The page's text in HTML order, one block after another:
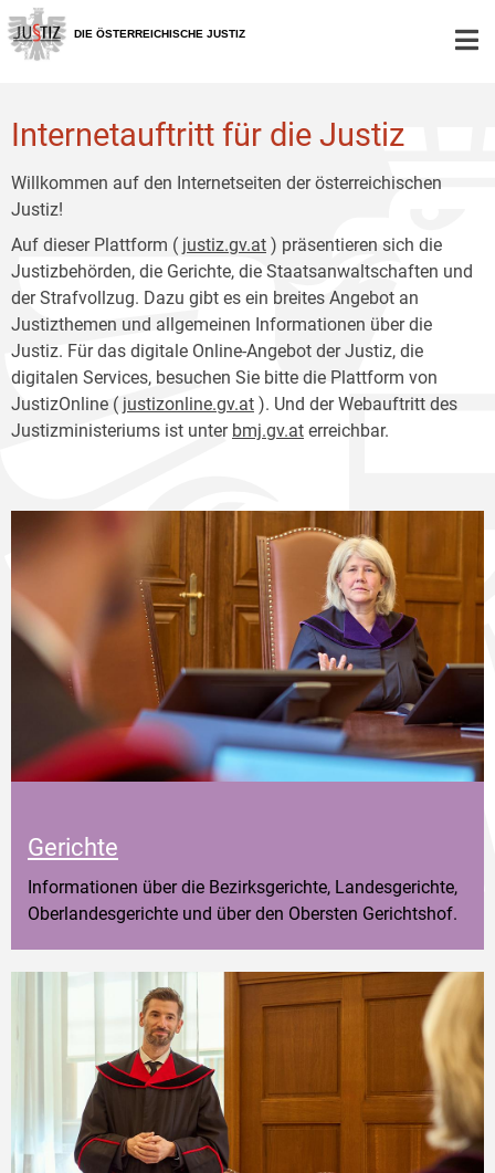
Zur
Hauptnavigation
[1]
Zum
Inhalt
[2]
DIE ÖSTERREICHISCHE JUSTIZ
Internetauftritt für die Justiz
Willkommen auf den Internetseiten der österreichischen
Justiz!
Auf dieser Plattform ( justiz.gv.at ) präsentieren sich die
Justizbehörden, die Gerichte, die Staatsanwaltschaften und
der Strafvollzug. Dazu gibt es ein breites Angebot an
Justizthemen und allgemeinen Informationen über die
Justiz. Für das digitale Online-Angebot der Justiz, die
digitalen Services, besuchen Sie bitte die Plattform von
JustizOnline ( justizonline.gv.at ). Und der Webauftritt des
Justizministeriums ist unter bmj.gv.at erreichbar.
Gerichte
Informationen über die Bezirksgerichte, Landesgerichte,
Oberlandesgerichte und über den Obersten Gerichtshof.